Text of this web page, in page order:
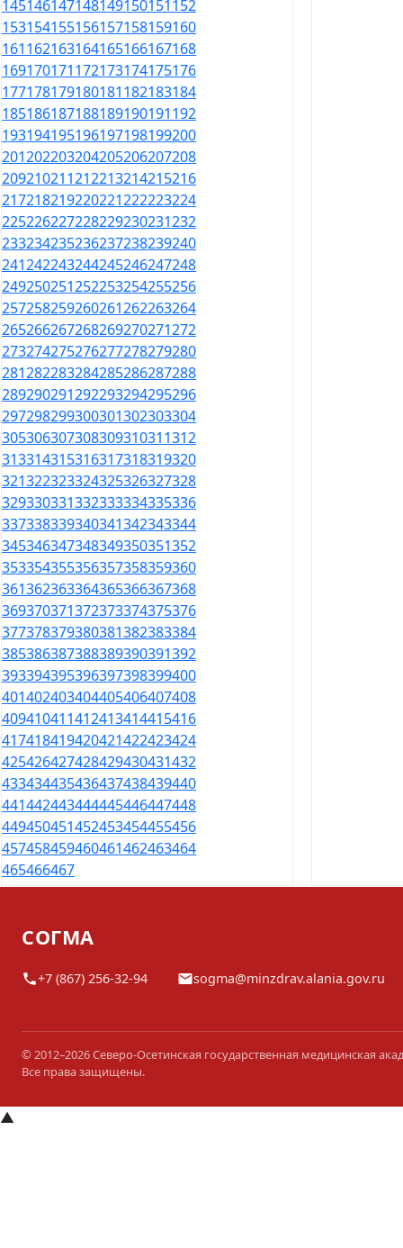
145146147148149150151 152
153154155156157158159160
161162163164165166167168
169170171172173174175176
177178179180181182183184
185186187188189190191192
193194195196197198199200
201202203204205206207208
209210211212213214215216
217218219220221222223224
225226227228229230231232
233234235236237238239240
241242243244245246247248
249250251252253254255256
257258259260261262263264
265266267268269270271272
273274275276277278279280
281282283284285286287288
289290291292293294295296
297298299300301302303304
305306307308309310311312
313314315316317318319320
321322323324325326327328
329330331332333334335336
337338339340341342343344
345346347348349350351352
353354355356357358359360
361362363364365366367368
369370371372373374375376
377378379380381382383384
385386387388389390391392
393394395396397398399400
401402403404405406407408
409410411412413414415416
417418419420421422423424
425426427428429430431432
433434435436437438439440
441442443444445446447448
449450451452453454455456
457458459460461462463464
465466467
СОГМА
+7 (867) 256-32-94 sogma@minzdrav.alania.gov.ru
© 2012–2026 Северо-Осетинская государственная медицинская
Все права защищены.
▲